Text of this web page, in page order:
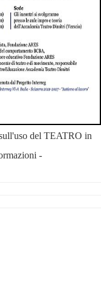
del TEATRO in
-